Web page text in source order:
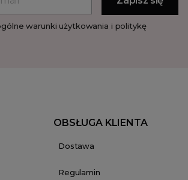
warunki użytkowania i politykę
OBSŁUGA KLIENTA
Dostawa
Regulamin